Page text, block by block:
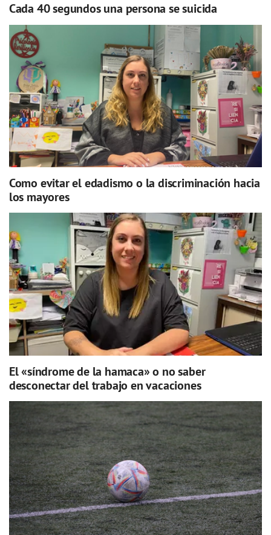
Cada 40 segundos una persona se suicida
Como evitar el edadismo o la discriminación hacia
los mayores
El «síndrome de la hamaca» o no saber
desconectar del trabajo en vacaciones